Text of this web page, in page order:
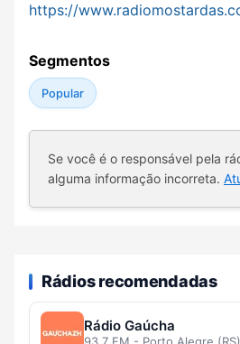
https://
Segmentos
Popular
Se você é o responsável pela
alguma informação incorreta.
Rádios recomendadas
Rádio Gaúcha